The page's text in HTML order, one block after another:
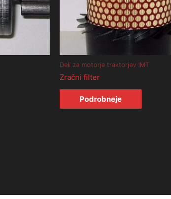
Deli za motorje traktorjev IMT
Zračni filter
Podrobneje